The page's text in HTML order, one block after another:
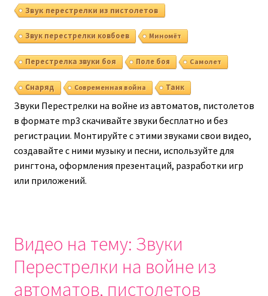
Звук перестрелки из пистолетов
Звук перестрелки ковбоев Миномёт
Перестрелка звуки боя Поле боя Самолет
Снаряд Современная война Танк
Звуки Перестрелки на войне из автоматов, пистолетов
в формате mp3 скачивайте звуки бесплатно и без
регистрации. Монтируйте с этими звуками свои видео,
создавайте с ними музыку и песни, используйте для
рингтона, оформления презентаций, разработки игр
или приложений.
Видео на тему: Звуки
Перестрелки на войне из
автоматов, пистолетов